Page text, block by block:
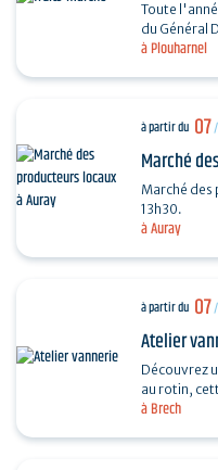
à Plouharnel
Toute
du Général
13h.
à Auray
à partir du 07/
Marché
Marché des
13h30.
à Brech
à partir du 07/
Atelier
Découvrez
au rotin,